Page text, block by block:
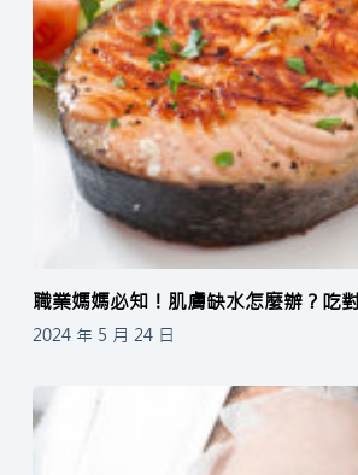
職業媽媽必知！肌膚缺水怎麼辦？吃
2024 年 5 月 24 日